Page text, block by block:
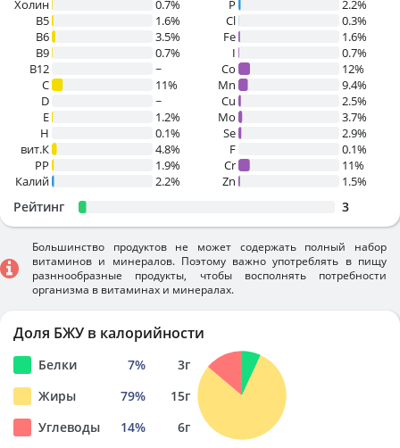
Холин
0.7%
B5
1.6%
B6
3.5%
B9
0.7%
B12
~
C
11%
D
~
E
1.2%
H
0.1%
вит.К
4.8%
PP
1.9%
Калий
2.2%
P
2.2%
Cl
0.3%
Fe
1.6%
I
0.7%
Co
12%
Mn
9.4%
Cu
2.5%
Mo
3.7%
Se
2.9%
F
0.1%
Cr
11%
Zn
1.5%
Рейтинг 3
Большинство продуктов не может содержать полный набор
витаминов и минералов. Поэтому важно употреблять в пищу
разннообразные продукты, чтобы восполнять потребности
организма в витаминах и минералах.
Доля БЖУ в калорийности
Белки 7% 3г
Жиры
79% 15г
Углеводы
14% 6г